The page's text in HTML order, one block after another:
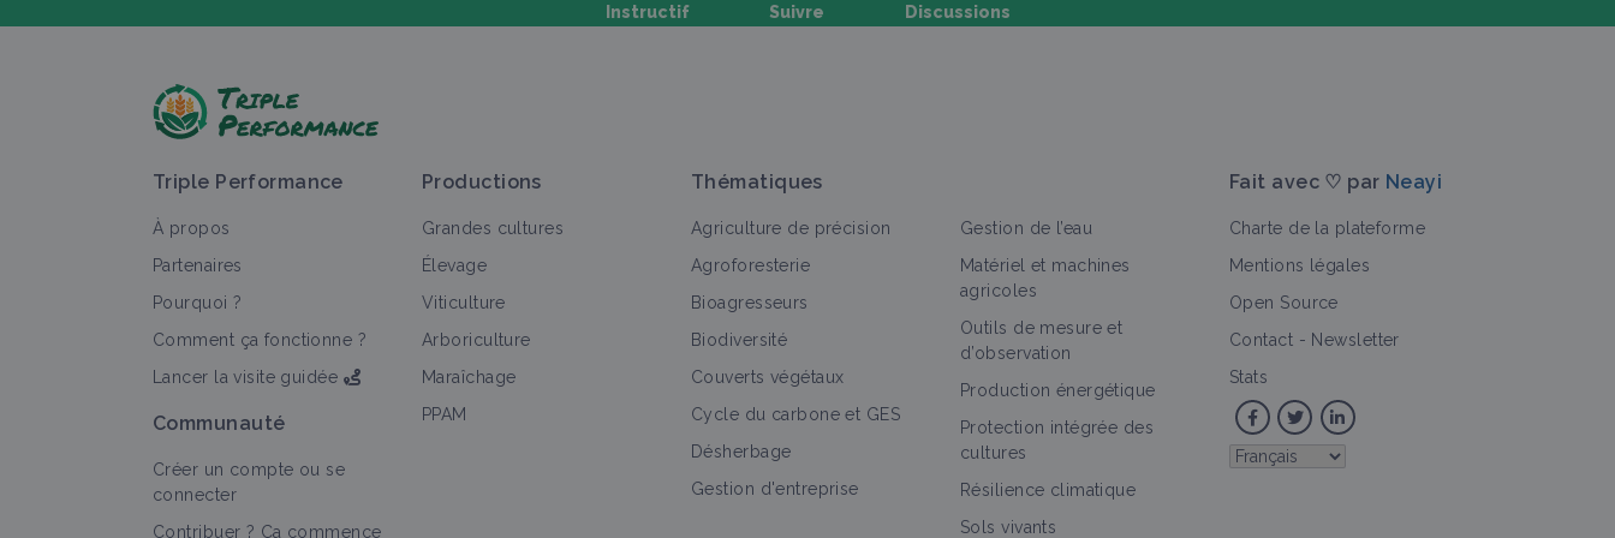
Instructif Suivre
Discussions
Tout Bioagresseur Fiche technique Outil d'aide à la décision Retour d'expérience Auxiliaire
>
Insecte (bioagresseur)
Bioagresseur
Triple Performance
À propos
Partenaires
Pourquoi ?
Comment ça fonctionne ?
Lancer la visite guidée
Communauté
Créer un compte ou se
connecter
Contribuer ? Ça commence
Productions
Grandes cultures
Élevage
Viticulture
Arboriculture
Maraîchage
PPAM
Thématiques
Agriculture de précision
Agroforesterie
Bioagresseurs
Biodiversité
Couverts végétaux
Cycle du carbone et GES
Désherbage
Gestion d'entreprise
Gestion de l’eau
Matériel et machines
agricoles
Outils de mesure et
d’observation
Production énergétique
Protection intégrée des
cultures
Résilience climatique
Sols vivants
Fait avec ♡ par Neayi
Charte de la plateforme
Mentions légales
Open Source
Contact - Newsletter
Stats